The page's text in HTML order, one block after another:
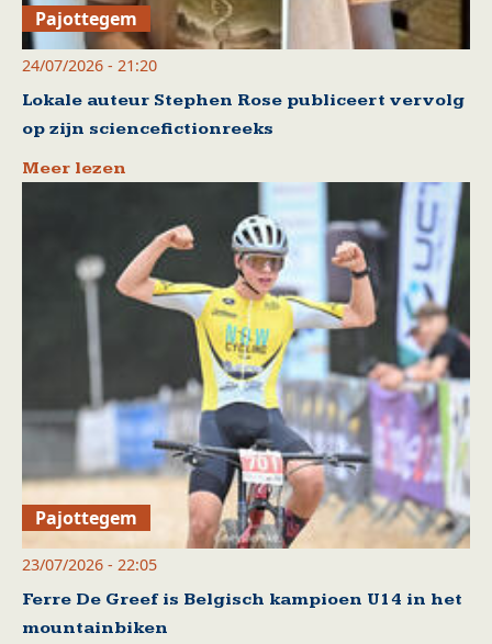
Pajottegem
24/07/2026 - 21:20
Lokale auteur Stephen Rose publiceert vervolg
op zijn sciencefictionreeks
Meer lezen
Pajottegem
23/07/2026 - 22:05
Ferre De Greef is Belgisch kampioen U14 in het
mountainbiken